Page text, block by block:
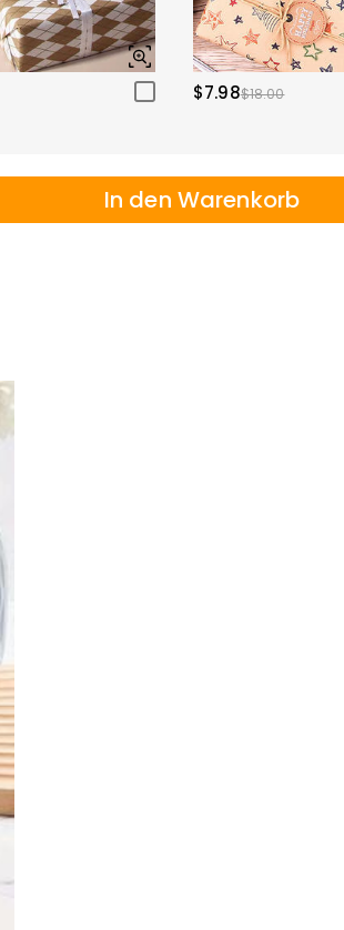
$7.98$18.00
In den Warenkorb